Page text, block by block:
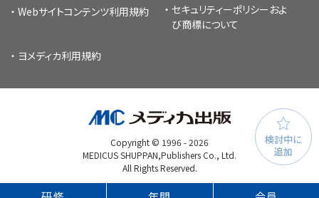
検討中に
追加
Webサイトコンテンツ利用規約 セキュリティーポリシー およ
び商標について
ヨメディカ利用規約
Copyright © 1996 -2026
MEDICUS SHUPPAN,Publishers Co., Ltd.
All Rights Reserved.